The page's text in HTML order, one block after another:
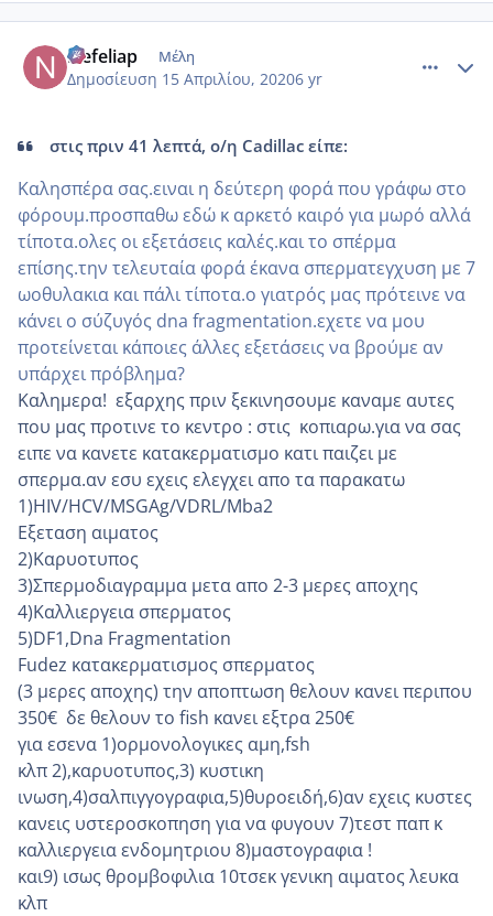
Nefeliap Μέλη
Δημοσίευση 15 Απριλίου, 20206 yr
στις πριν 41 λεπτά, ο/η Cadillac είπε:
Καλησπέρα σας.ειναι η δεύτερη φορά που γράφω στο
φόρουμ.προσπαθω εδώ κ αρκετό καιρό για μωρό αλλά
τίποτα.ολες οι εξετάσεις καλές.και το σπέρμα
επίσης.την τελευταία φορά έκανα σπερματεγχυση με 7
ωοθυλακια και πάλι τίποτα.ο γιατρός μας πρότεινε να
κάνει ο σύζυγός dna fragmentation.εχετε να μου
προτείνεται κάποιες άλλες εξετάσεις να βρούμε αν
υπάρχει πρόβλημα?
Καλημερα! εξαρχης πριν ξεκινησουμε καναμε αυτες
που μας προτινε το κεντρο : στις κοπιαρω.για να σας
ειπε να κανετε κατακερματισμο κατι παιζει με
σπερμα.αν εσυ εχεις ελεγχει απο τα παρακατω
1)HIV/HCV/MSGAg/VDRL/Mba2
Εξεταση αιματος
2)Καρυοτυπος
3)Σπερμοδιαγραμμα μετα απο 2-3 μερες αποχης
4)Καλλιεργεια σπερματος
5)DF1,Dna Fragmentation
Fudez κατακερματισμος σπερματος
(3 μερες αποχης) την αποπτωση θελουν κανει περιπου
350€ δε θελουν το fish κανει εξτρα 250€
για εσενα 1)ορμονολογικες αμη,fsh
κλπ2),καρυοτυπος,3) κυστικη
ινωση,4)σαλπιγγογραφια,5)θυροειδή,6)αν εχεις κυστες
κανεις υστεροσκοπηση για να φυγουν 7)τεστ παπ κ
καλλιεργεια ενδομητριου 8)μαστογραφια !
και9) ισως θρομβοφιλια 10τσεκ γενικη αιματος λευκα
κλπ